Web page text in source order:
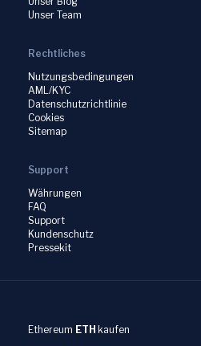
Unser Team
Rechtliches
Nutzungsbedingungen
AML/KYC
Datenschutzrichtlinie
Cookies
Sitemap
Support
Währungen
FAQ
Support
Kundenschutz
Pressekit
Ethereum ETH kaufen